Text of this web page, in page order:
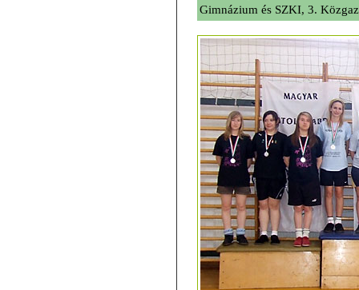
Gimnázium és SZKI, 3.